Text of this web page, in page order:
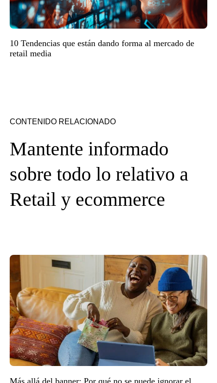
10 Tendencias que están dando forma al mercado de
retail media
CONTENIDO RELACIONADO
Mantente informado
sobre todo lo relativo a
Retail y ecommerce